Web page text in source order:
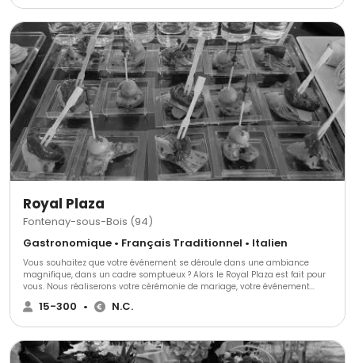
Royal Plaza
Fontenay-sous-Bois (94)
Gastronomique • Français Traditionnel • Italien
Vous souhaitez que votre événement se déroule dans une ambiance
magnifique, dans un cadre somptueux ? Alors le Royal Plaza est fait pour
vous. Nous réaliserons votre cérémonie de mariage, votre événement
d'entreprise, formidable et mémorable, dont tous vos convives se
souviendront pendant de nombreuses années.
15-300 • N.C.